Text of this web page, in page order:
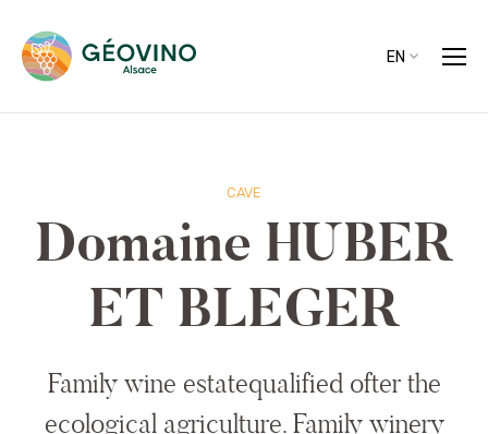
EN
CAVE
Domaine HUBER
ET BLEGER
Family wine estatequalified ofter the
ecological agriculture. Family winery